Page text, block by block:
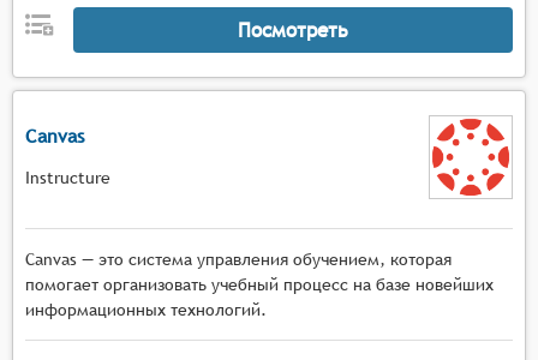
Посмотреть
Canvas
Instructure
Canvas — это система управления обучением, которая
помогает организовать учебный процесс на базе новейших
информационных технологий.